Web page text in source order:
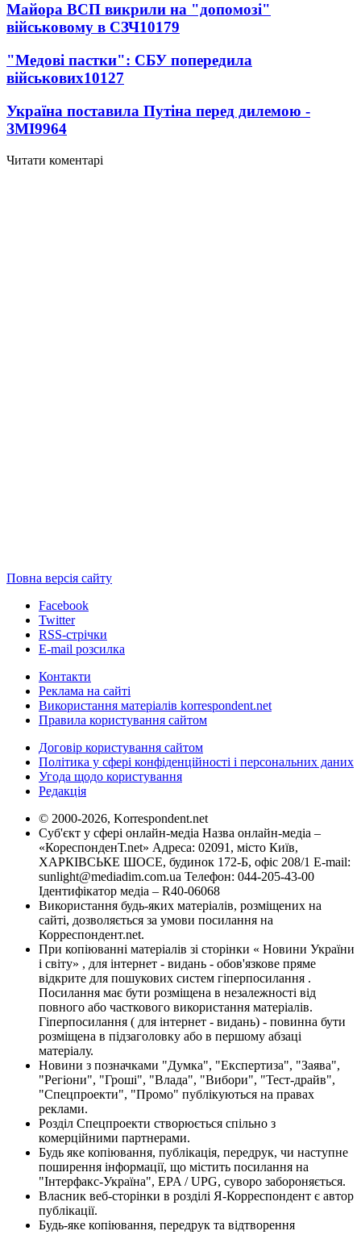
Майора ВСП викрили на "допомозі"
військовому в СЗЧ10179
"Медові пастки": СБУ попередила
військових10127
Україна поставила Путіна перед дилемою -
ЗМІ9964
Читати коментарі
Повна версія сайту
Facebook
Twitter
RSS-стрічки
E-mail розсилка
Контакти
Реклама на сайті
Використання матеріалів korrespondent.net
Правила користування сайтом
Договір користування сайтом
Політика у сфері конфіденційності і персональних даних
Угода щодо користування
Редакція
© 2000-2026, Korrespondent.net
Суб'єкт у сфері онлайн-медіа Назва онлайн-медіа –
«КореспонденТ.net» Адреса: 02091, місто Київ,
ХАРКІВСЬКЕ ШОСЕ, будинок 172-Б, офіс 208/1 E-mail:
sunlight@mediadim.com.ua Телефон: 044-205-43-00
Ідентифікатор медіа – R40-06068
Використання будь-яких матеріалів, розміщених на
сайті, дозволяється за умови посилання на
Корреспондент.net.
При копіюванні матеріалів зі сторінки « Новини України
і світу» , для інтернет - видань - обов'язкове пряме
відкрите для пошукових систем гіперпосилання .
Посилання має бути розміщена в незалежності від
повного або часткового використання матеріалів.
Гіперпосилання ( для інтернет - видань) - повинна бути
розміщена в підзаголовку або в першому абзаці
матеріалу.
Новини з позначками "Думка", "Експертиза", "Заява",
"Регіони", "Гроші", "Влада", "Вибори", "Тест-драйв",
"Спецпроекти", "Промо" публікуються на правах
реклами.
Розділ Спецпроекти створюється спільно з
комерційними партнерами.
Будь яке копіювання, публікація, передрук, чи наступне
поширення інформації, що містить посилання на
"Інтерфакс-Україна", EPA / UPG, суворо забороняється.
Власник веб-сторінки в розділі Я-Корреспондент є автор
публікації.
Будь-яке копіювання, передрук та відтворення